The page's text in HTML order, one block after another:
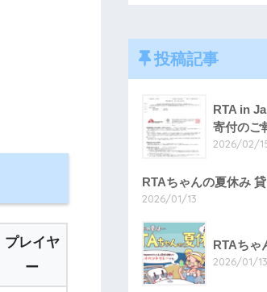
プレイヤ
ー
投稿記事
RTA in
寄付のご
2026/02/
RTAちゃんの夏休み
2026/01/13
RTAちゃ
2026/01/13